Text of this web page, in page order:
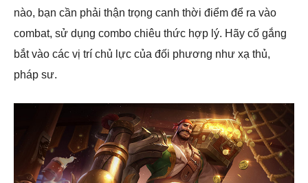
nào, bạn cần phải thận trọng canh thời điểm để ra vào
combat, sử dụng combo chiêu thức hợp lý. Hãy cố gắng
bắt vào các vị trí chủ lực của đối phương như xạ thủ,
pháp sư.